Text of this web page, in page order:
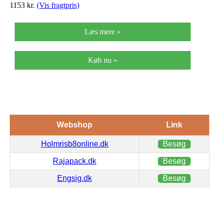
1153 kr. (Vis fragtpris)
Læs mere »
Køb nu »
Webshop Link
Holmrisb8online.dk Besøg
Rajapack.dk Besøg
Engsig.dk Besøg